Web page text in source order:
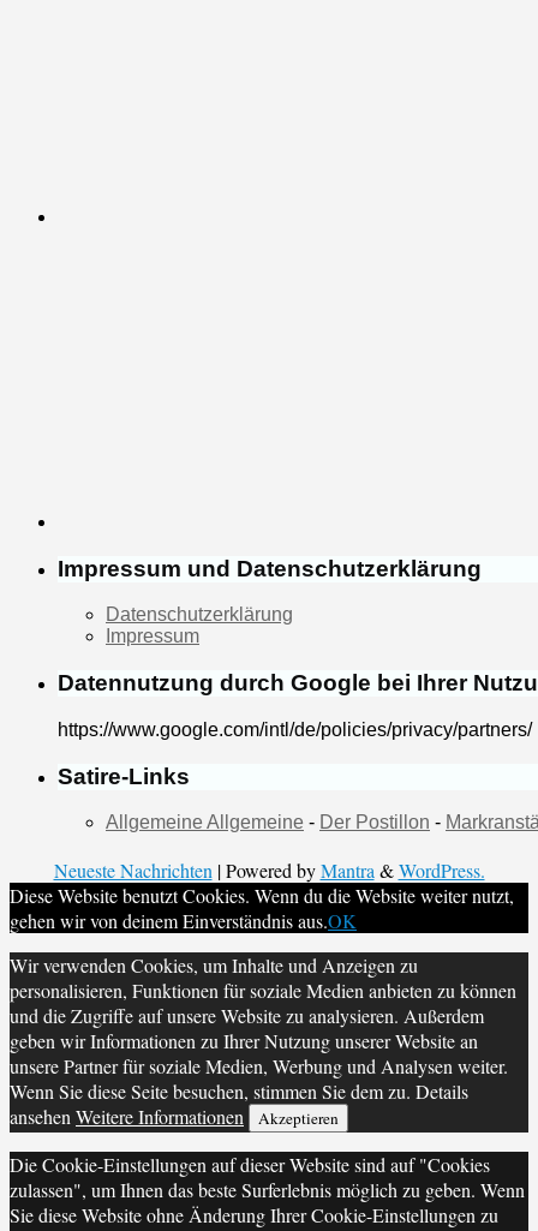
Impressum und Datenschutzerklärung
Datenschutzerklärung
Impressum
Datennutzung durch Google bei Ihrer
https://www.google.com/intl/de/policies/privacy/partners/
Satire-Links
Allgemeine Allgemeine - Der Postillon -
Neueste Nachrichten| Powered byMantra&WordPress.
Diese Website benutzt Cookies. Wenn du die Website weiter nutzt,
gehen wir von deinem Einverständnis aus.OK
Wir verwenden Cookies, um Inhalte und Anzeigen zu
personalisieren, Funktionen für soziale Medien anbieten zu können
und die Zugriffe auf unsere Website zu analysieren. Außerdem
geben wir Informationen zu Ihrer Nutzung unserer Website an
unsere Partner für soziale Medien, Werbung und Analysen weiter.
Wenn Sie diese Seite besuchen, stimmen Sie dem zu. Details
ansehenWeitere Informationen Akzeptieren
Die Cookie-Einstellungen auf dieser Website sind auf "Cookies
zulassen", um Ihnen das beste Surferlebnis möglich zu geben. Wenn
Sie diese Website ohne Änderung Ihrer Cookie-Einstellungen zu